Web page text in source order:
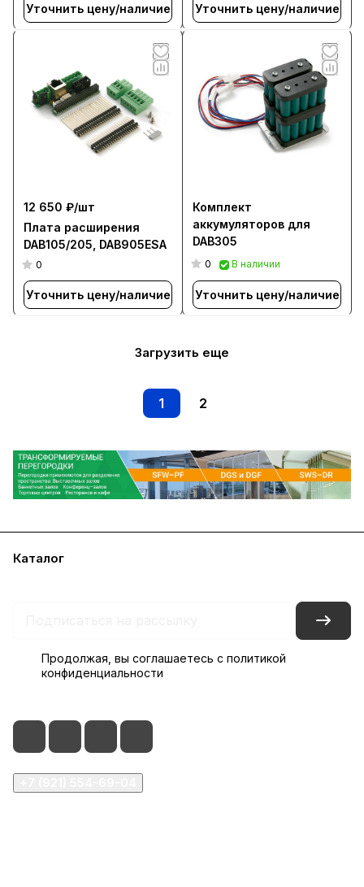
Уточнить цену/наличие Уточнить цену/наличие
12 650 ₽/шт
Плата расширения
DAB105/205, DAB905ESA
0
Уточнить цену/наличие
Комплект
аккумуляторов для
DAB305
0 В наличии
Уточнить цену/наличие
Загрузить еще
1 2
Каталог
Продолжая, вы соглашаетесь с политикой
конфиденциальности